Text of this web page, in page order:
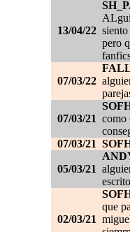
13/04/22
pero
07/03/22
07/03/21 como
07/03/21
05/03/21
02/03/21
que